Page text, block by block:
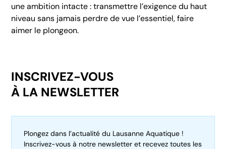
une ambition intacte : transmettre l’exigence du haut
niveau sans jamais perdre de vue l’essentiel, faire
aimer le plongeon.
INSCRIVEZ-VOUS
À LA NEWSLETTER
Plongez dans l’actualité du Lausanne Aquatique !
Inscrivez-vous à notre newsletter et recevez toutes les